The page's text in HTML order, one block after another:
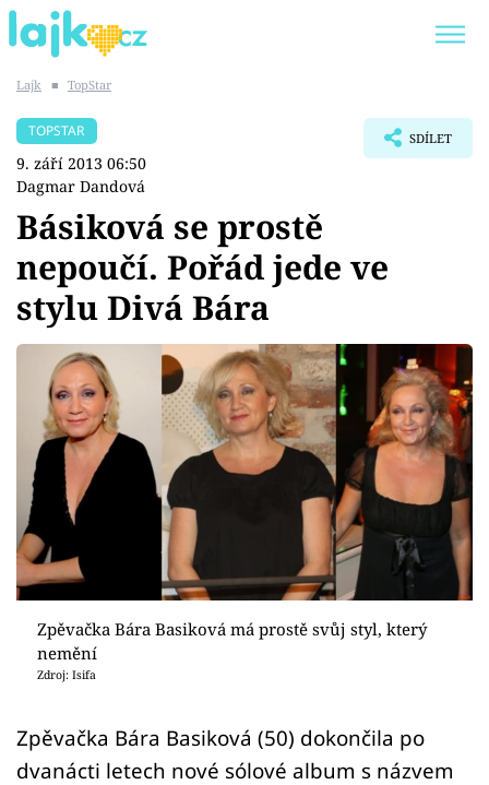
SHOPAHOLICADEL
Témata
Showbyznys
Youtubeři
Virály
Sex a vztahy
Videa
Sledujte prima+
Přihlášení
Sledujte nás
Lajk ■ TopStar
TOPSTAR
9. září 2013 06:50
Dagmar Dandová
SDÍLET
Básiková se prostě
nepoučí. Pořád jede ve
stylu Divá Bára
Zpěvačka Bára Basiková má prostě svůj styl, který
nemění
Zdroj: Isifa
Zpěvačka Bára Basiková (50) dokončila po
dvanácti letech nové sólové album s názvem